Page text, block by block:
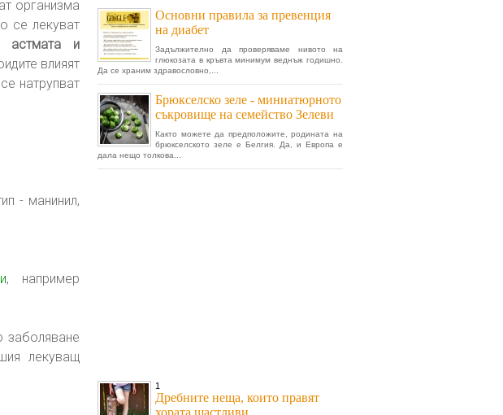
организма
се лекуват
астмата и
влияят
натрупват
- манинил,
, например
заболяване
лекуващ
Основни правила за превенция
на диабет
Задължително да проверяваме нивото на
глюкозата в кръвта минимум веднъж годишно.
Да се храним здравословно,...
Брюкселско зеле - миниатюрното
съкровище на семейство Зелеви
Както можете да предположите, родината на
брюкселското зеле е Белгия. Да, и Европа е
дала нещо толкова...
1
Дребните неща, които правят
хората щастливи